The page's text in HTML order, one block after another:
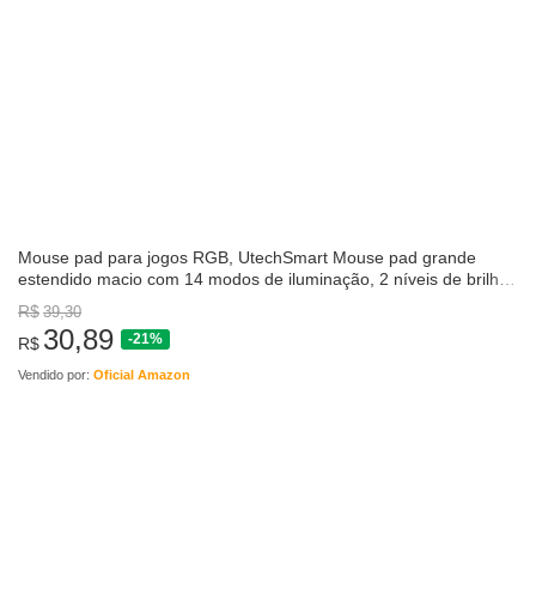
Mouse pad para jogos RGB, UtechSmart Mouse pad grande
estendido macio com 14 modos de iluminação, 2 níveis de brilho,
mousepads para teclado de…
R$ 39,30
R$ 30,89 -21%
Vendido por: Oficial Amazon